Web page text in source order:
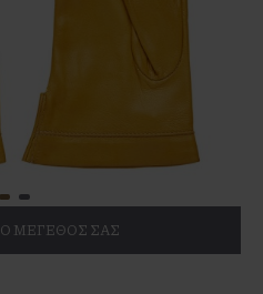
ΜΕΓΕΘΌΣ ΣΑΣ